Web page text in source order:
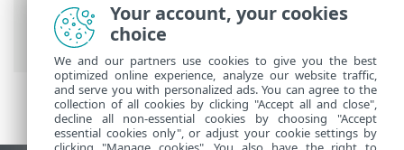
詳細> 証明書 >認証局> 公開鍵のエクス
ポート
Your account, your cookies
choice
We and our partners use cookies to give you the best
optimized online experience, analyze our website traffic,
and serve you with personalized ads. You can agree to the
collection of all cookies by clicking "Accept all and close",
decline all non-essential cookies by choosing "Accept
essential cookies only", or adjust your cookie settings by